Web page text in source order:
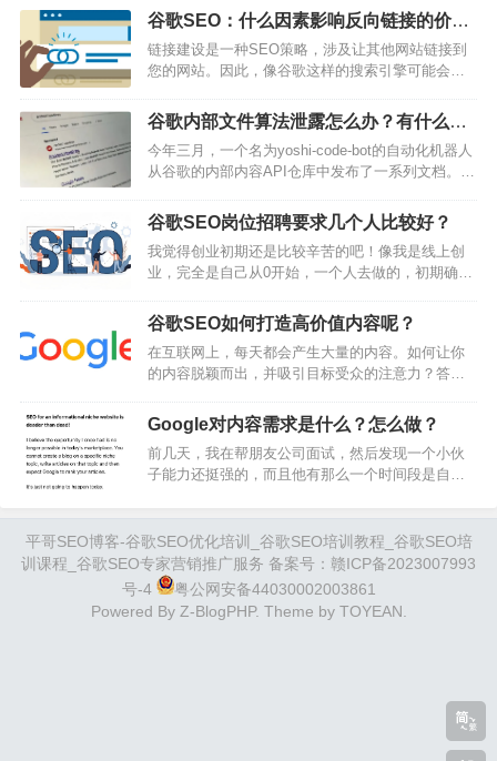
来自移动端，所以不要认为搜索引擎是PC端流量的
代表。来自搜索引擎流量，通过我们专门的网站搜
索优化途径后，可以获得相对稳定且可控的效果。
最重要的，SEO获取的搜索引擎自然排名流量是不
需要花钱的。其实，对于中小型外贸企业建站用户
来说，来自Google等…
谷歌SEO：什么因素影响反向链接的价
值？
链接建设是一种SEO策略，涉及让其他网站链接到
您的网站。因此，像谷歌这样的搜索引擎可能会认
上，谷歌将来自其他网站的某些类型的链接（反向
链接）视为认可。指向您网站的反向链接的质量和
数量越高，它看起来就越值得信赖。Google的搜索
算法在确定是否将bbc.co.uk包含在相关搜索结果中
以及包含在相关搜索结果中的高度时，会考虑到这
种强大的反向链接配置文件。结果…
谷歌内部文件算法泄露怎么办？有什么影
响？
今年三月，一个名为yoshi-code-bot的自动化机器人
从谷歌的内部内容API仓库中发布了一系列文档。这
Fishkin，他如今整理了一篇详尽的文章，内容涵盖
近2500页关于谷歌搜索如何对互联网上的页面和网
站进行排名的描述。外媒报道称，这些文件向我们
展示了谷歌在排名网站和网页时看重哪些因素。它
们揭示了谷歌从未公开讨论过的许多事情。这些
文…
谷歌SEO岗位招聘要求几个人比较好？
我觉得创业初期还是比较辛苦的吧！像我是线上创
业，完全是自己从0开始，一个人去做的，初期确实
们身上缺乏一些东西：勇气和爱.这个也是每个人的
性格，没有对错！如果你喜欢过小日子，就把自己
的小日子过好，你有理想就去勇敢的去实现自己的
理想，百姓们的生活我从小就过够了，倾向你的资
源少得可怜.我过不了小日子，我讨厌别人对我扣扣
搜搜，我就喜欢过好日子，喜欢吃好吃的，喜…
谷歌SEO如何打造高价值内容呢？
在互联网上，每天都会产生大量的内容。如何让你
的内容脱颖而出，并吸引目标受众的注意力？答案
Google的自动排名系统旨在奖励此类内容，因为它
们对用户最有价值。以下是一些创建此类内容的最
佳实践。自行评估您的内容使用以下问题来评估您
的内容是否符合Google的质量标准：内容是否原创?
Google对内容需求是什么？怎么做？
前几天，我在帮朋友公司面试，然后发现一个小伙
子能力还挺强的，而且他有那么一个时间段是自己
现，原来内容站被谷歌干掉了。而且这种情况已经
不是个例了，我发现身边很多做内容站的都存在这
样的情况。特别是2023年5月的算法更新之后，许多
网站流量就直接跌进谷底了，更有甚者网站也被
deindex掉了。所以最近很多内容站长都在…
平哥SEO博客-谷歌SEO优化培训_谷歌SEO培训教程_谷歌SEO培
训课程_谷歌SEO专家营销推广服务 备案号： 赣ICP备2023007993
号-4
粤公网安备44030002003861
Powered By Z-BlogPHP. Theme by TOYEAN